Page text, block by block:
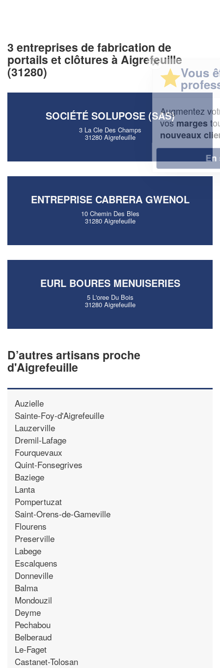
3 entreprises de fabrication de
portails et clôtures à Aigrefeuille
(31280)
SOCIÉTÉ SOLUPOSE (SAS)
3 La Cle Des Champs
31280 Aigrefeuille
ENTREPRISE CABRERA GWENOL
10 Chemin Des Bles
31280 Aigrefeuille
EURL BOURES MENUISERIES
5 L'oree Du Bois
31280 Aigrefeuille
D’autres artisans proche
d'Aigrefeuille
Auzielle
Sainte-Foy-d'Aigrefeuille
Lauzerville
Dremil-Lafage
Fourquevaux
Quint-Fonsegrives
Baziege
Lanta
Pompertuzat
Saint-Orens-de-Gameville
Flourens
Preserville
Labege
Escalquens
Donneville
Balma
Mondouzil
Deyme
Pechabou
Belberaud
Le-Faget
Castanet-Tolosan
✕
Vous êtes un
professionnel ?
Augmentez votrechiffre d'affaireset
vosmargestout en gagnant de
nouveaux clients!